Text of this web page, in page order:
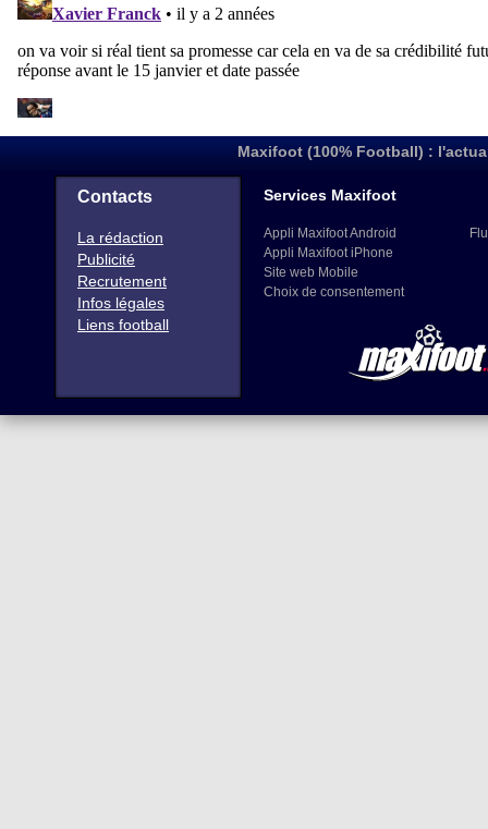
Maxifoot (100% Football) :
Contacts
La rédaction
Publicité
Recrutement
Infos légales
Liens football
Services Maxifoot
Appli Maxifoot Android
Appli Maxifoot iPhone
Site web Mobile
Choix de consentement